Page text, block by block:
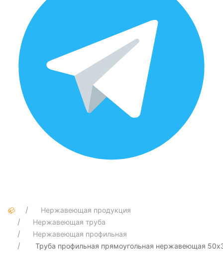
Нержавеющая продукция
Нержавеющая труба
Нержавеющая профильная
Труба профильная прямоугольная нержавеющая